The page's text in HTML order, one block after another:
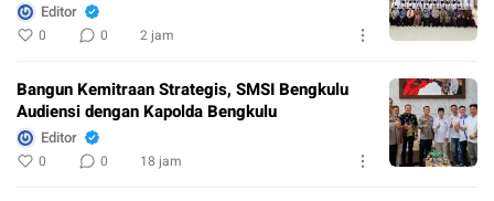
Editor
0 0 2 jam
Bangun Kemitraan Strategis, SMSI Bengkulu
Audiensi dengan Kapolda Bengkulu
Editor
0 0 18 jam